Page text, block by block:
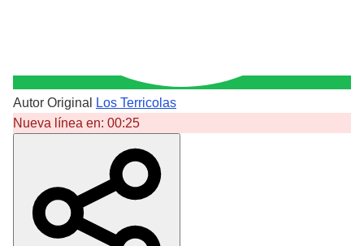
Autor Original
Los Terricolas
Nueva línea en: 00:25